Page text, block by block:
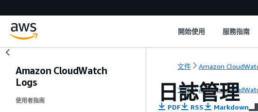
開始使用 服務指南
Amazon CloudWatch
Logs
使用者指南
文件 Amazon
文件 Amazon
日誌管理
PDF RSS Markdown